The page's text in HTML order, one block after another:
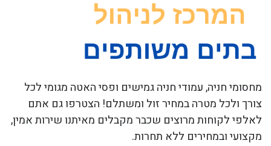
מחסומי חניה, עמודי חניה גמישים ופסי האטה מגומי לכל
צורך ולכל מטרה במחיר זול ומשתלם! הצטרפו גם אתם
לאלפי לקוחות מרוצים שכבר מקבלים מאיתנו שירות אמין,
מקצועי ובמחירים ללא תחרות.